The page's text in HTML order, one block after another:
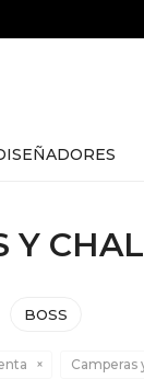
Y
BOSS
Camperas